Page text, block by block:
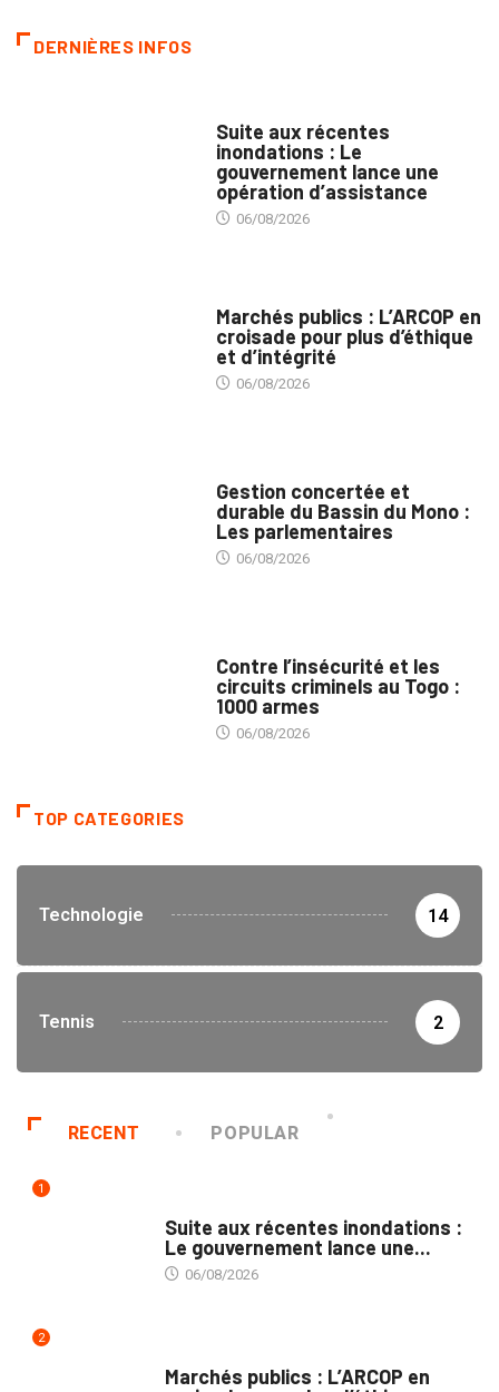
DERNIÈRES INFOS
Suite aux récentes
inondations : Le
gouvernement lance une
opération d’assistance
06/08/2026
Marchés publics : L’ARCOP en
croisade pour plus d’éthique
et d’intégrité
06/08/2026
Gestion concertée et
durable du Bassin du Mono :
Les parlementaires
06/08/2026
Contre l’insécurité et les
circuits criminels au Togo :
1000 armes
06/08/2026
TOP CATEGORIES
Technologie 14
Tennis 2
RECENT POPULAR
1
Suite aux récentes inondations :
Le gouvernement lance une...
06/08/2026
2
Marchés publics : L’ARCOP en